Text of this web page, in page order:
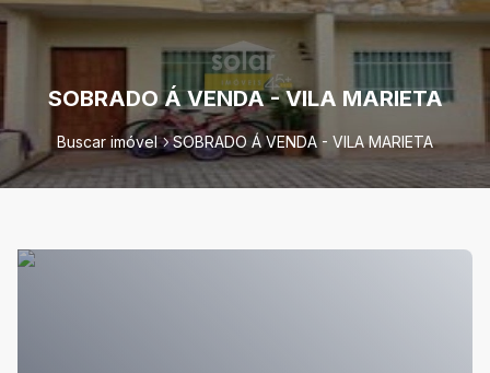
SOBRADO Á VENDA - VILA MARIETA
Buscar imóvel SOBRADO Á VENDA - VILA MARIETA